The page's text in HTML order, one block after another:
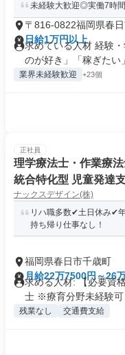
未経験大歓迎◎実働7時
〒816-0822福岡県春
日給1万円以上
求めている人材 経験
のが好き」「稼ぎたい
業界未経験歓迎 +23個
正社員
理学療法士・作業療
統合特化型 児童発達支
ナックスデザイン(株)
リハ職多数✔土日休み✔
持ち帰り仕事なし！
福岡県春日市千歳町
月給22万7500円～26
求める人材: 【必要資
士 ※療育分野未経験可
残業なし 交通費支給